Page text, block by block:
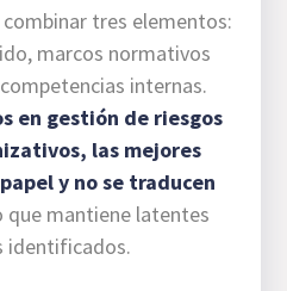
tres elementos:
marcos normativos
internas.
en gestión de riesgos
las mejores
y no se traducen
que mantiene latentes
identificados.